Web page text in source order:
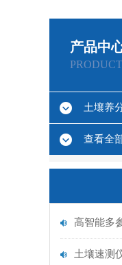
产品中
土壤养
查看全
高智能多
土壤速测